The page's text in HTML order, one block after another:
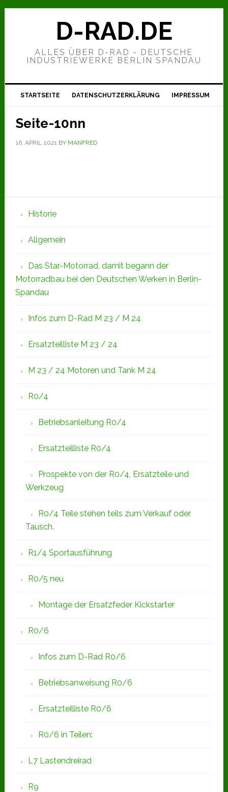
Zur
Hauptnavigation
Zum
Zur
D-RAD.DE
ALLES ÜBER D-RAD - DEUTSCHE
INDUSTRIEWERKE BERLIN SPANDAU
STARTSEITE DATENSCHUTZERKLÄRUNG IMPRESSUM
Seite-10nn
16. APRIL 2021BY MANFRED
Seitenspalte
Historie
Allgemein
Das Star-Motorrad, damit begann der
Motorradbau bei den Deutschen Werken in Berlin-
Spandau
Infos zum D-Rad M 23 / M 24
Ersatzteilliste M 23 / 24
M 23 / 24 Motoren und Tank M 24
R0/4
Betriebsanleitung R0/4
Ersatzteilliste R0/4
Prospekte von der R0/4, Ersatzteile und
Werkzeug
R0/4 Teile stehen teils zum Verkauf oder
Tausch.
R1/4 Sportausführung
R0/5 neu
Montage der Ersatzfeder Kickstarter
R0/6
Infos zum D-Rad R0/6
Betriebsanweisung R0/6
Ersatzteilliste R0/6
R0/6 in Teilen:
L7 Lastendreirad
R9